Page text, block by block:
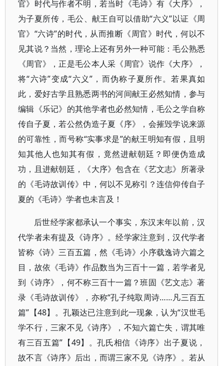
官》时代与作者不明，若当时《毛诗》有《大序》，
为子夏所传，毛公、献王自可以借助“六义”以证《周
官》“六诗”的时代，从而推断《周官》时代，何以不
见其说？当然，理论上还有另外一种可能：毛公熟悉
《周官》，正是毛公本人采《周官》说作《大序》，
将“六诗”变成“六义”，而伪称子夏所作。若果真如
此，爱好古学且熟悉两书的河间献王必然知情，参与
编辑《乐记》的其他学者也必然知情，毛公之学自称
传自子夏，若公然伪造子夏《序》，会摧毁学说来源
的可靠性，而号称“实事求是”的献王明知有假，且明
知其他人也知其有假，竟然进献朝廷？即便伪造成
功，且进献朝廷，《大序》包含在《艺文志》所著录
的《毛诗故训传》中，何以不见称引？连信仰传自子
夏的《毛诗》学者也未言及！
后世经学家都承认一个事实，东汉末年以前，汉
代学者未有提及《诗序》。经学家注意到，汉代学者
皆称《诗》三百五篇，然《毛诗》小序载逸诗六篇之
目，故依《毛诗》作品数当为三百十一篇，若学者见
到《诗序》，何不称三百十一篇？班固《艺文志》著
录《毛诗故训传》，亦称“孔子纯取周诗……凡三百五
篇”【48】。孔颖达已注意到此一现象，认为“汉世毛
学不行，三家不见《诗序》，不知六篇亡失，谓其唯
有三百五篇”【49】。孔氏相信《诗序》出子夏说，
故不言《诗序》后出，而谓三家不见《诗序》。若从